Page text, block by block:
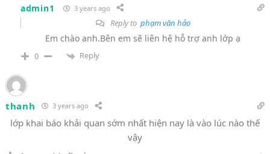
admin1 3 years ago
Reply to phạm văn hảo
Em chào anh.Bên em sẽ liên hệ hỗ trợ anh lớp ạ
0 Reply
thanh 3 years ago
lớp khai báo khải quan sớm nhất hiện nay là vào lúc nào thế
vậy